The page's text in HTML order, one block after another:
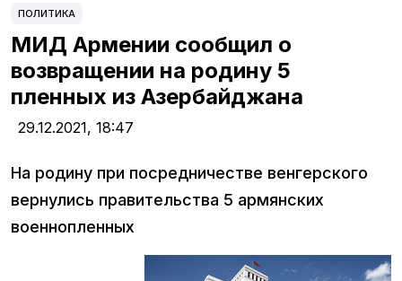
ПОЛИТИКА
МИД Армении сообщил о
возвращении на родину 5
пленных из Азербайджана
29.12.2021, 18:47
На родину при посредничестве венгерского
вернулись правительства 5 армянских
военнопленных